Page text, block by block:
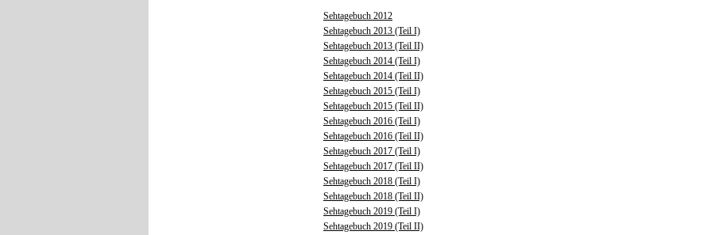
Sehtagebuch 2012
Sehtagebuch 2013 (Teil I)
Sehtagebuch 2013 (Teil II)
Sehtagebuch 2014 (Teil I)
Sehtagebuch 2014 (Teil II)
Sehtagebuch 2015 (Teil I)
Sehtagebuch 2015 (Teil II)
Sehtagebuch 2016 (Teil I)
Sehtagebuch 2016 (Teil II)
Sehtagebuch 2017 (Teil I)
Sehtagebuch 2017 (Teil II)
Sehtagebuch 2018 (Teil I)
Sehtagebuch 2018 (Teil II)
Sehtagebuch 2019 (Teil I)
Sehtagebuch 2019 (Teil II)